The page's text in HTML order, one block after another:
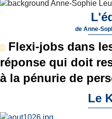
de Anne-
Flexi-jobs dans
réponse qui doit
à la pénurie de
Le